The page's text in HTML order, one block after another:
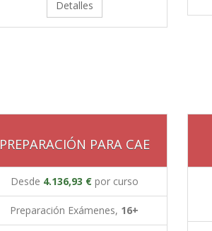
Detalles
PREPARACIÓN PARA CAE
Desde 4.136,93 €por curso
Preparación Exámenes, 16+